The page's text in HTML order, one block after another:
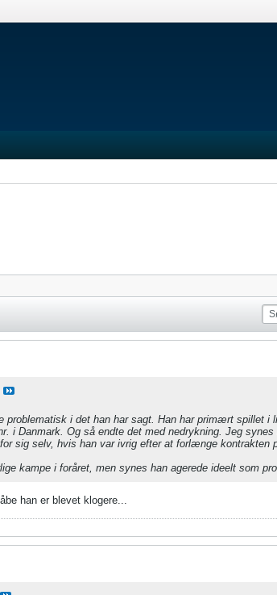
problematisk i det han har sagt. Han har primært spillet i
i Danmark. Og så endte det med nedrykning. Jeg
sig selv, hvis han var ivrig efter at forlænge kontrakten
kampe i foråret, men synes han agerede ideelt som
han er blevet klogere...